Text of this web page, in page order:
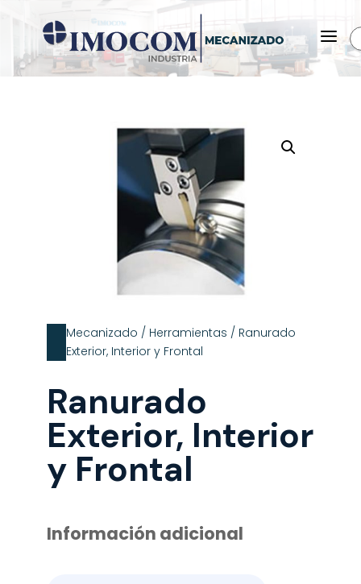
a
Mecanizado / Herramientas / Ranurado
Exterior, Interior y Frontal
Ranurado
Exterior, Interior
y Frontal
Información adicional